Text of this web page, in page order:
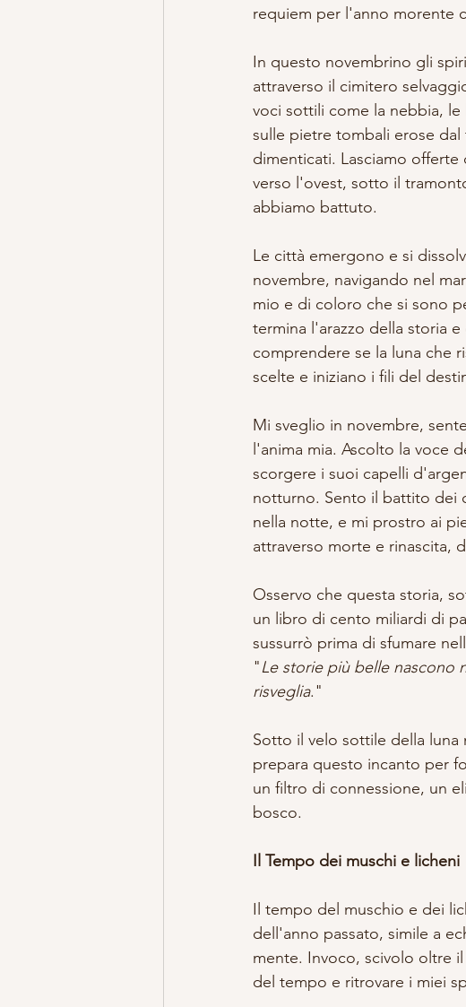
requiem per l'anno morente
In questo novembrino gli
attraverso il cimitero
voci sottili come la nebbia,
sulle pietre tombali erose
dimenticati. Lasciamo
verso l'ovest, sotto il
abbiamo battuto.
Le città emergono e si
novembre, navigando nel
mio e di coloro che si sono
termina l'arazzo della storia
comprendere se la luna che
scelte e iniziano i fili del
Mi sveglio in novembre,
l'anima mia. Ascolto la voce
scorgere i suoi capelli
notturno. Sento il battito dei
nella notte, e mi prostro ai
attraverso morte e rinascita,
Osservo che questa storia,
un libro di cento miliardi di
sussurrò prima di sfumare
"Le storie più belle nascono
risveglia."
Sotto il velo sottile della
prepara questo incanto per
un filtro di connessione, un
bosco.
Il Tempo dei muschi e licheni
Il tempo del muschio e dei
dell'anno passato, simile a
mente. Invoco, scivolo oltre
del tempo e ritrovare i miei